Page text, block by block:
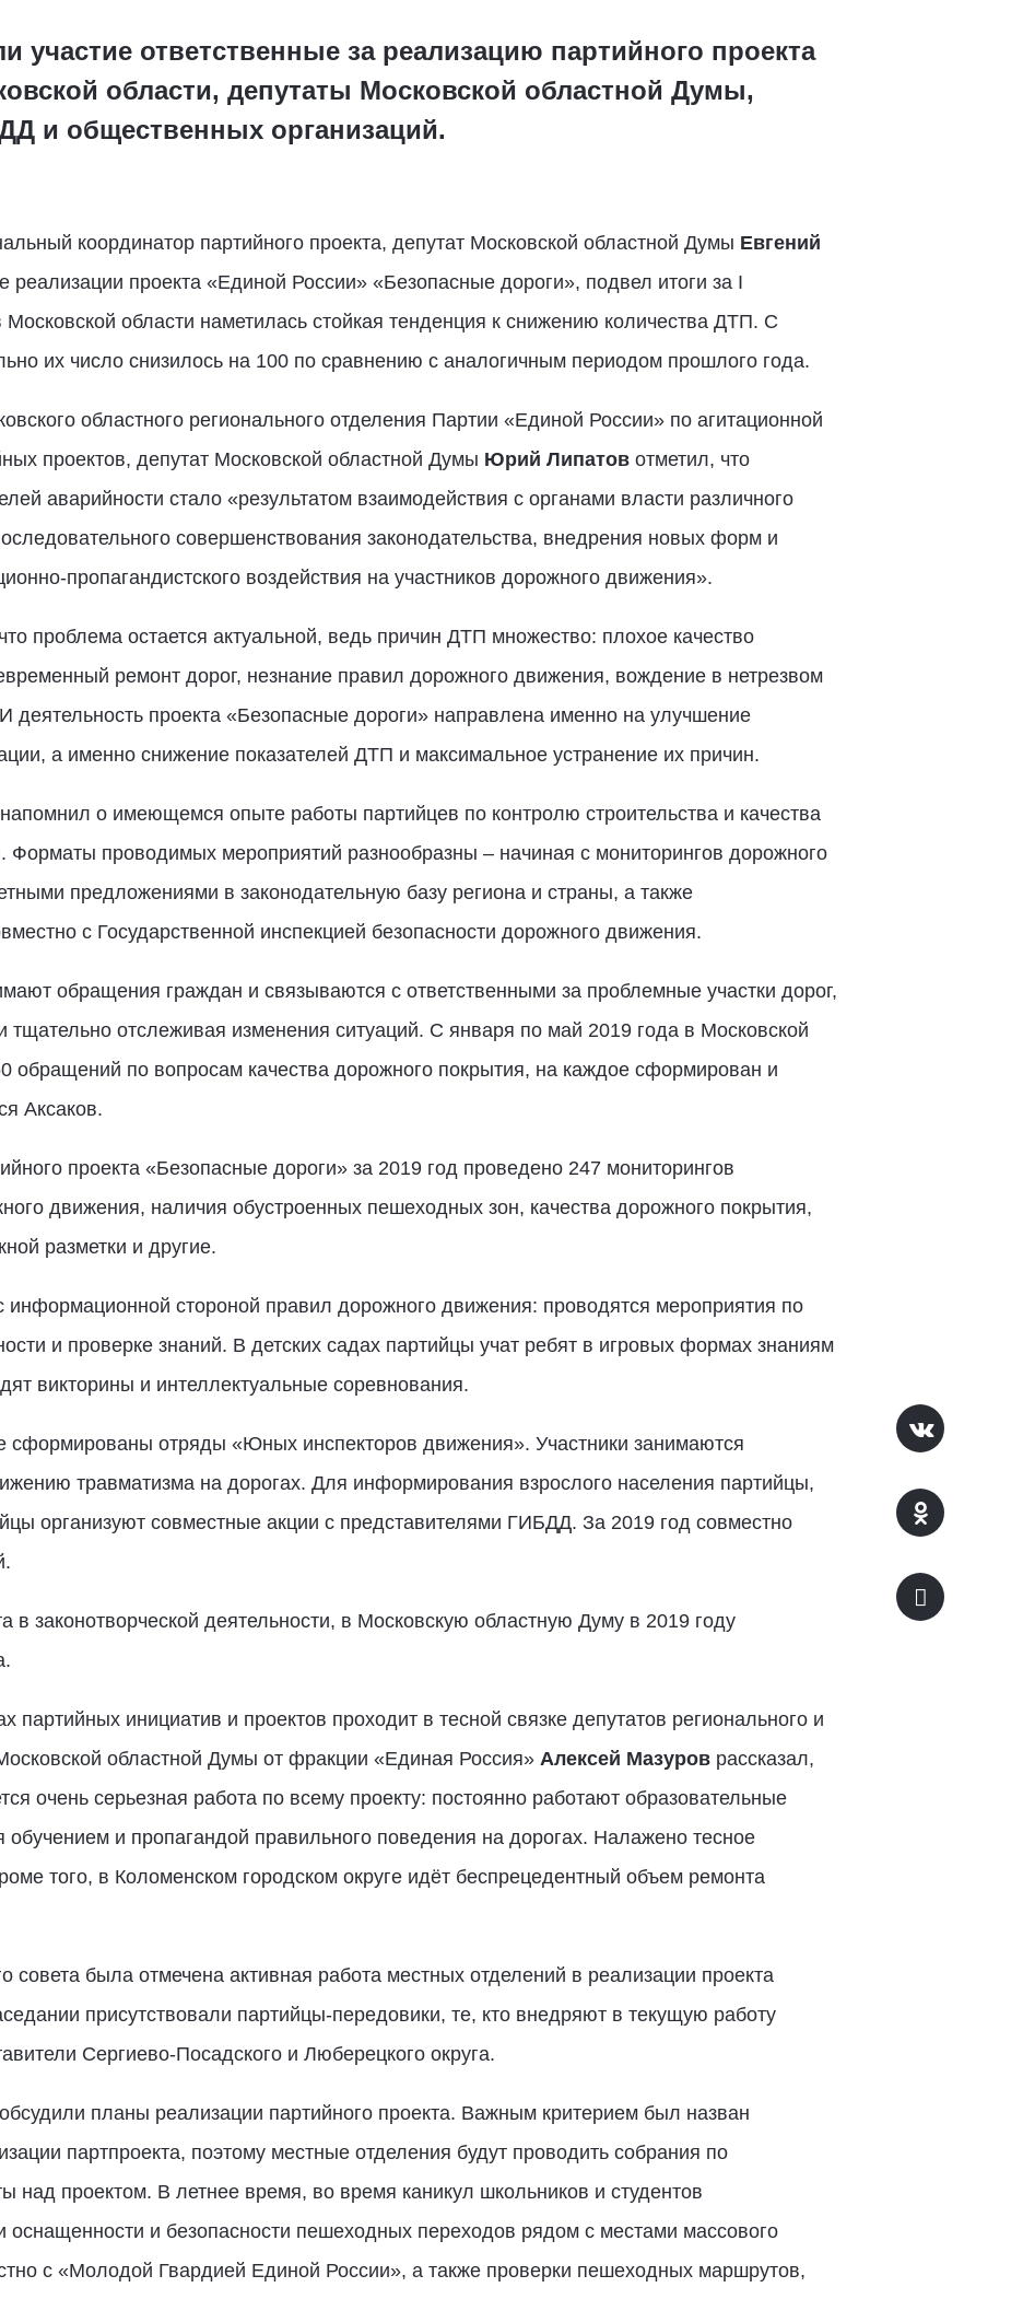
участие ответственные за реализацию партийного проекта
области, депутаты Московской областной Думы,
и общественных организаций.
координатор партийного проекта, депутат Московской областной Думы Евгений
проекта «Единой России» «Безопасные дороги», подвел итоги за I
области наметилась стойкая тенденция к снижению количества ДТП. С
их число снизилось на 100 по сравнению с аналогичным периодом прошлого года.
областного регионального отделения Партии «Единой России» по агитационной
проектов, депутат Московской областной Думы Юрий Липатов отметил, что
аварийности стало «результатом взаимодействия с органами власти различного
совершенствования законодательства, внедрения новых форм и
пропагандистского воздействия на участников дорожного движения».
проблема остается актуальной, ведь причин ДТП множество: плохое качество
ремонт дорог, незнание правил дорожного движения, вождение в нетрезвом
деятельность проекта «Безопасные дороги» направлена именно на улучшение
а именно снижение показателей ДТП и максимальное устранение их причин.
о имеющемся опыте работы партийцев по контролю строительства и качества
Форматы проводимых мероприятий разнообразны – начиная с мониторингов дорожного
предложениями в законодательную базу региона и страны, а также
с Государственной инспекцией безопасности дорожного движения.
обращения граждан и связываются с ответственными за проблемные участки дорог,
тщательно отслеживая изменения ситуаций. С января по май 2019 года в Московской
обращений по вопросам качества дорожного покрытия, на каждое сформирован и
Аксаков.
проекта «Безопасные дороги» за 2019 год проведено 247 мониторингов
движения, наличия обустроенных пешеходных зон, качества дорожного покрытия,
разметки и другие.
информационной стороной правил дорожного движения: проводятся мероприятия по
и проверке знаний. В детских садах партийцы учат ребят в игровых формах знаниям
викторины и интеллектуальные соревнования.
сформированы отряды «Юных инспекторов движения». Участники занимаются
травматизма на дорогах. Для информирования взрослого населения партийцы,
организуют совместные акции с представителями ГИБДД. За 2019 год совместно
в законотворческой деятельности, в Московскую областную Думу в 2019 году
партийных инициатив и проектов проходит в тесной связке депутатов регионального и
областной Думы от фракции «Единая Россия» Алексей Мазуроврассказал,
очень серьезная работа по всему проекту: постоянно работают образовательные
и пропагандой правильного поведения на дорогах. Налажено тесное
того, в Коломенском городском округе идёт беспрецедентный объем ремонта
совета была отмечена активная работа местных отделений в реализации проекта
присутствовали партийцы-передовики, те, кто внедряют в текущую работу
Сергиево-Посадского и Люберецкого округа.
планы реализации партийного проекта. Важным критерием был назван
партпроекта, поэтому местные отделения будут проводить собрания по
проектом. В летнее время, во время каникул школьников и студентов
оснащенности и безопасности пешеходных переходов рядом с местами массового
с «Молодой Гвардией Единой России», а также проверки пешеходных маршрутов,